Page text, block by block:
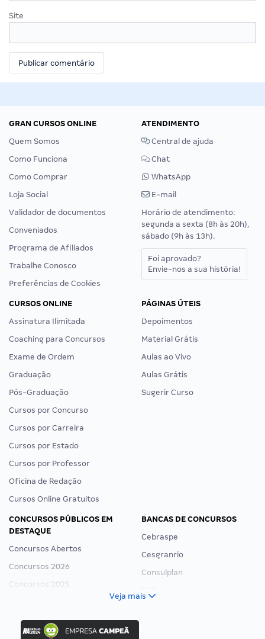
Site
GRAN CURSOS ONLINE
Quem Somos
Como Funciona
Como Comprar
Loja Social
Validador de documentos
Conveniados
Programa de Afiliados
Trabalhe Conosco
Preferências de Cookies
ATENDIMENTO
Central de ajuda
Chat
WhatsApp
E-mail
Horário de atendimento:
segunda a sexta (8h às 20h),
sábado (9h às 13h).
Foi aprovado?
Envie-nos a sua história!
CURSOS ONLINE
Assinatura Ilimitada
Coaching para Concursos
Exame de Ordem
Graduação
Pós-Graduação
Cursos por Concurso
Cursos por Carreira
Cursos por Estado
Cursos por Professor
Oficina de Redação
Cursos Online Gratuitos
PÁGINAS ÚTEIS
Depoimentos
Material Grátis
Aulas ao Vivo
Aulas Grátis
Sugerir Curso
CONCURSOS PÚBLICOS EM
DESTAQUE
Concursos Abertos
Concursos 2026
Concursos 2025
Concurso Ibama
BANCAS DE CONCURSOS
Cebraspe
Cesgranrio
Consulplan
Veja mais